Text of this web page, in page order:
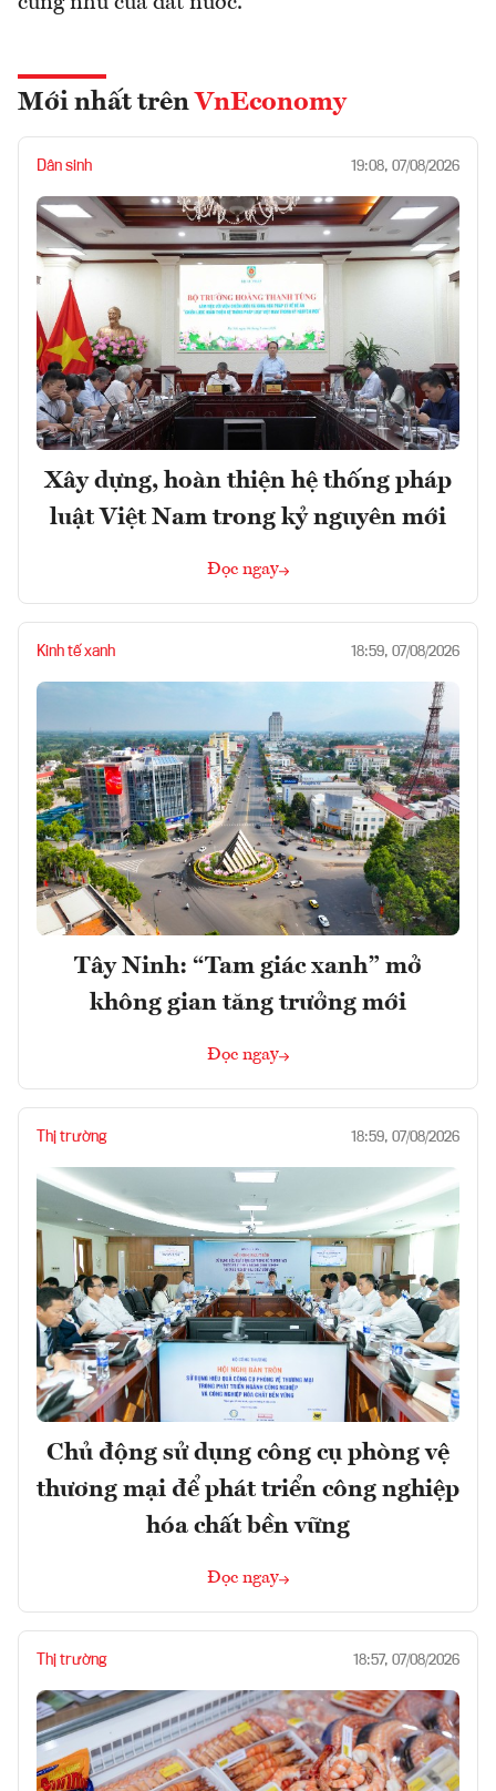
Mới nhất trên VnEconomy
Dân sinh 19:08, 07/08/2026
Xây dựng, hoàn thiện hệ thống pháp
luật Việt Nam trong kỷ nguyên mới
Đọc ngay
Kinh tế xanh 18:59, 07/08/2026
Tây Ninh: “Tam giác xanh” mở
không gian tăng trưởng mới
Đọc ngay
Thị trường 18:59, 07/08/2026
Chủ động sử dụng công cụ phòng vệ
thương mại để phát triển công nghiệp
hóa chất bền vững
Đọc ngay
Thị trường 18:57, 07/08/2026